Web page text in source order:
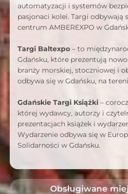
automatyzacji i systemów
pasjonaci kolei. Targi odbywają
centrum AMBEREXPO w
Targi Baltexpo – to
Gdańsku, które prezentują
branży morskiej, stoczniowej i
odbywa się w Gdańsku, na
Gdańskie Targi Książki –
której wydawcy, autorzy i
prezentacjach książek i
Wydarzenie odbywa się w
Solidarności w Gdańsku.
Obsługiwane